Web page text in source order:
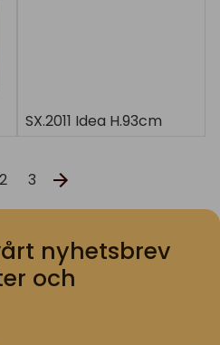
SX.2011 Idea H.93cm
2 3
nyhetsbrev
och